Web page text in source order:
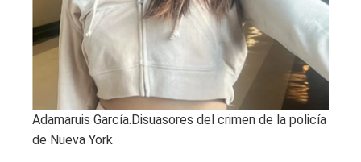
Adamaruis García. Disuasores del crimen de la policía
de Nueva York